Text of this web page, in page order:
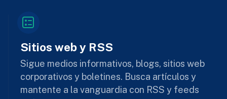
Sitios web y RSS
Sigue medios informativos, blogs, sitios web
corporativos y boletines. Busca artículos y
mantente a la vanguardia con RSS y feeds